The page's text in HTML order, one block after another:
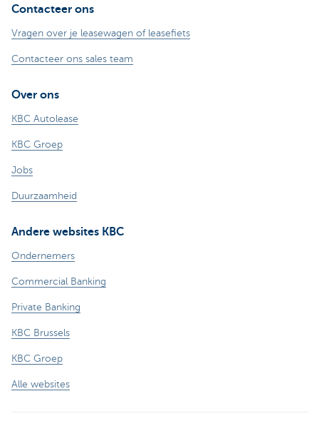
Contacteer ons
Vragen over je leasewagen of leasefiets
Contacteer ons sales team
Over ons
KBC Autolease
KBC Groep
Jobs
Duurzaamheid
Andere websites KBC
Ondernemers
Commercial Banking
Private Banking
KBC Brussels
KBC Groep
Alle websites